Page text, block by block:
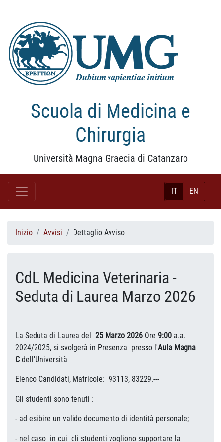
Scuola di Medicina e
Chirurgia
Università Magna Graecia di Catanzaro
IT EN
Inizio Avvisi Dettaglio Avviso
CdL Medicina Veterinaria -
Seduta di Laurea Marzo 2026
La Seduta di Laurea del 25 Marzo 2026 Ore 9:00 a.a.
2024/2025, si svolgerà in Presenza presso l'Aula Magna
C dell'Università
Elenco Candidati, Matricole: 93113, 83229.---
Gli studenti sono tenuti :
- ad esibire un valido documento di identità personale;
- nel caso in cui gli studenti vogliono supportare la